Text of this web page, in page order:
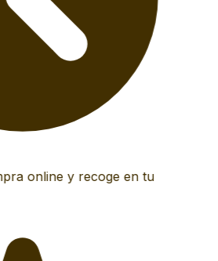
online y recoge en tu